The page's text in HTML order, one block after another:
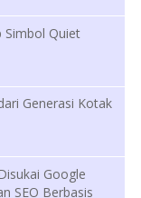
Simbol Quiet
Generasi Kotak
Google
SEO Berbasis